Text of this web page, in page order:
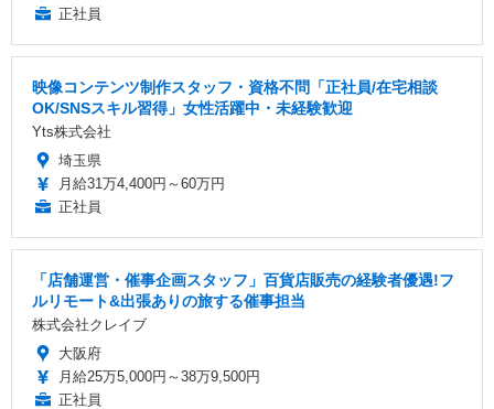
正社員
映像コンテンツ制作スタッフ・資格不問「正社員/在宅相談
OK/SNSスキル習得」女性活躍中・未経験歓迎
Yts株式会社
埼玉県
月給31万4,400円～60万円
正社員
「店舗運営・催事企画スタッフ」百貨店販売の経験者優遇!フ
ルリモート&出張ありの旅する催事担当
株式会社クレイブ
大阪府
月給25万5,000円～38万9,500円
正社員